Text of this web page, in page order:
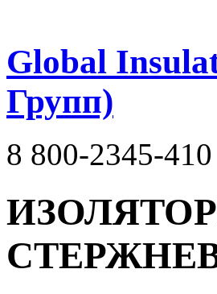
Global
Групп)
8 800-2345-